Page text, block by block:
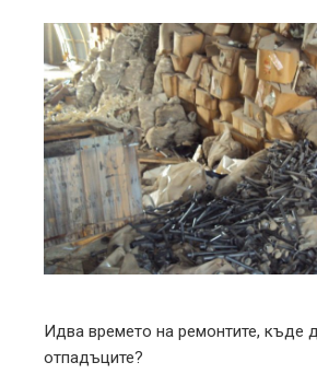
Идва времето на ремонтите, къде
отпадъците?